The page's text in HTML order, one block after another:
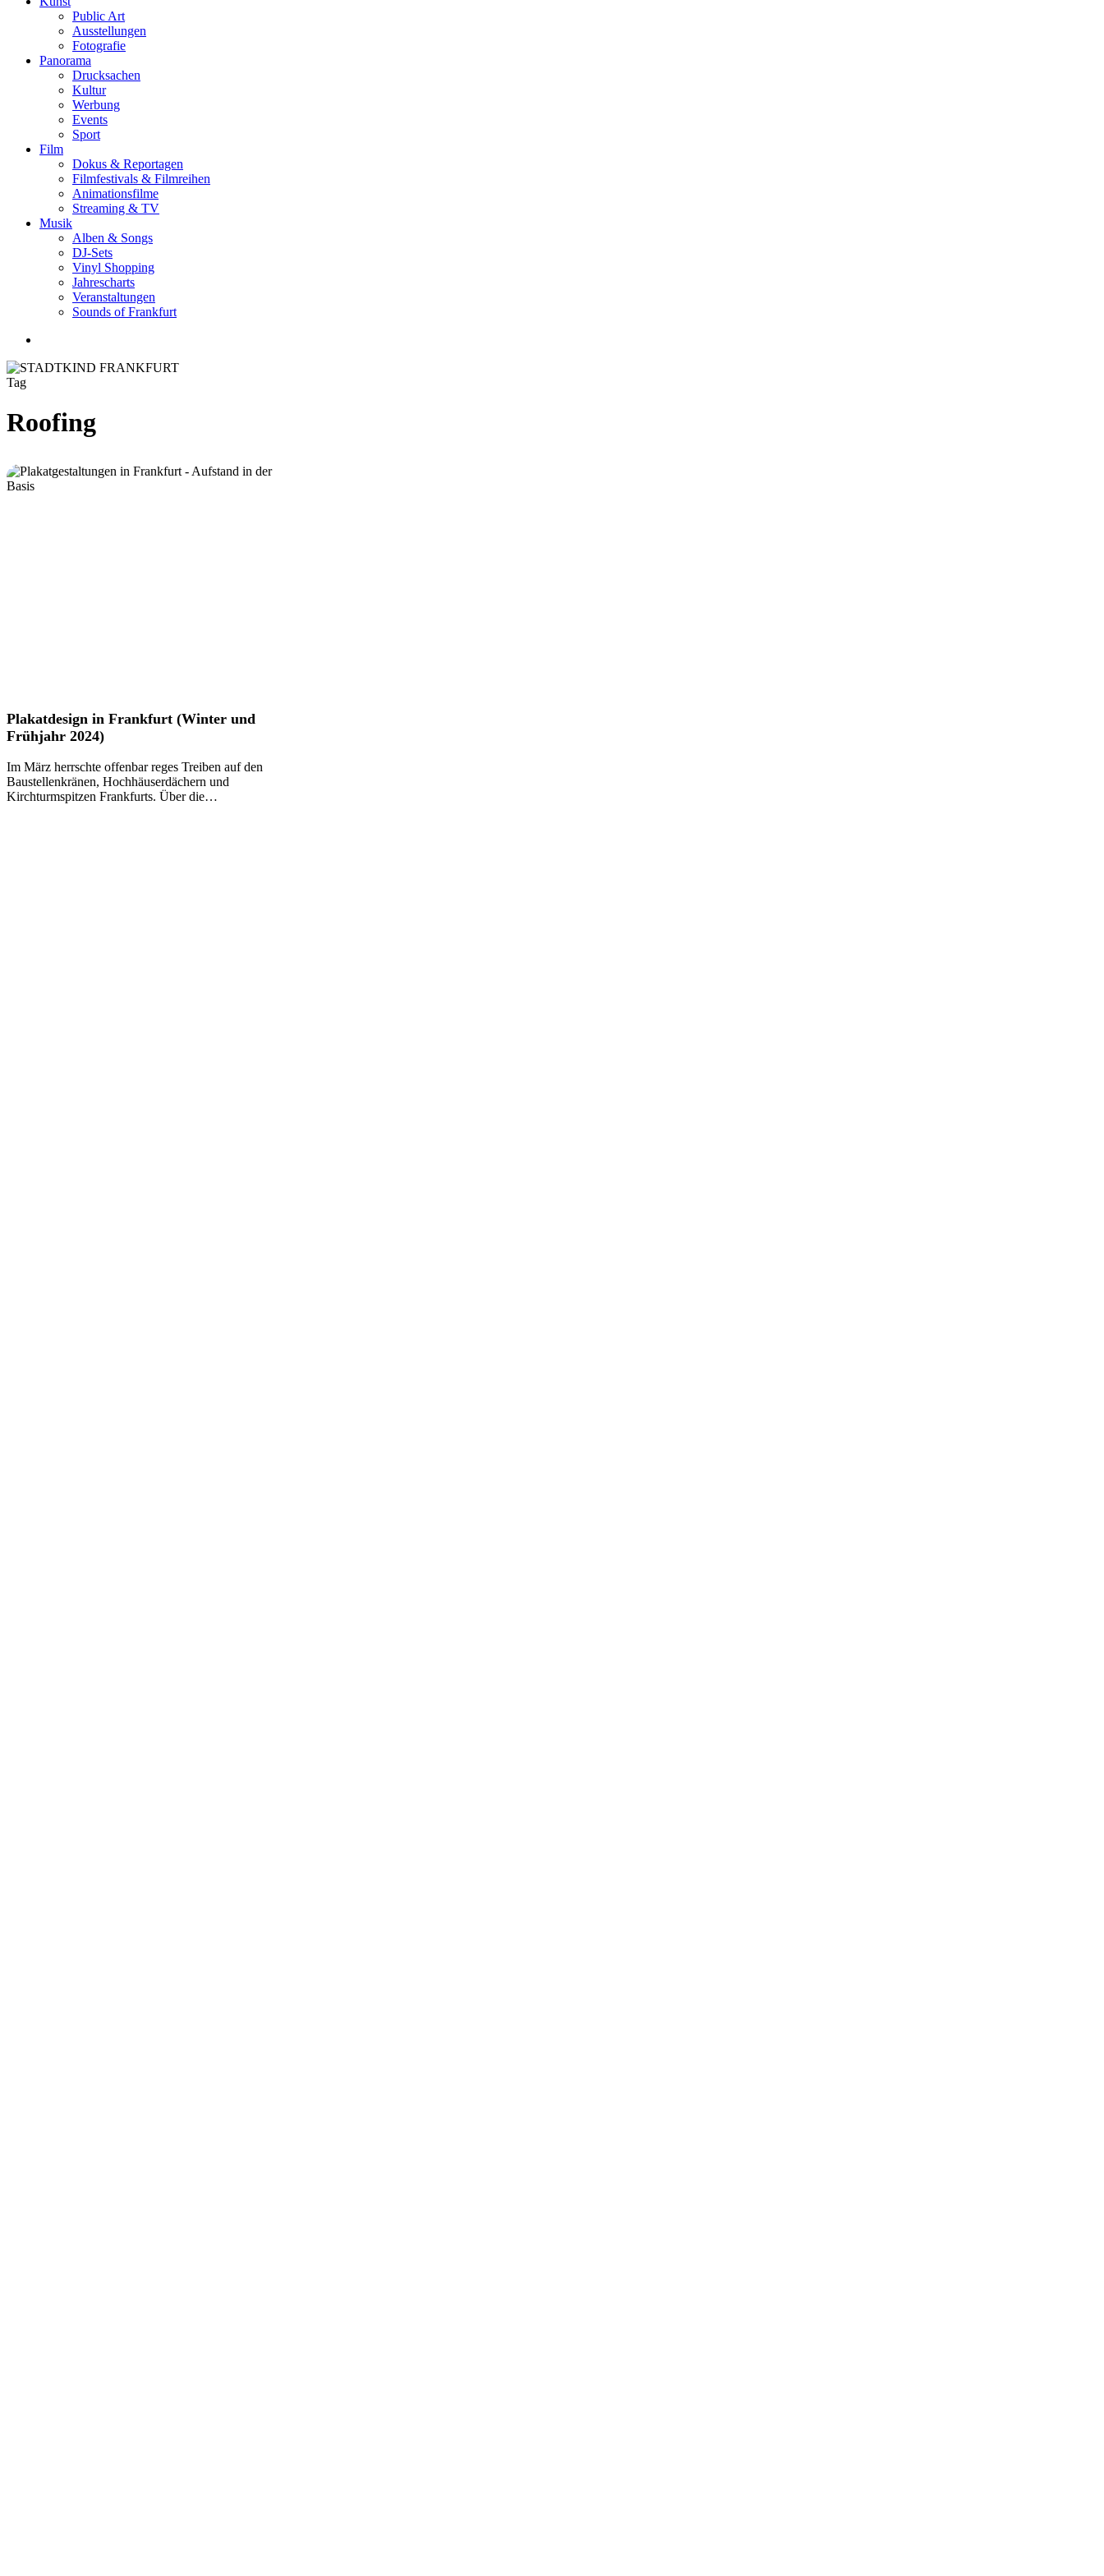
Public Art
Ausstellungen
Fotografie
Panorama
Drucksachen
Kultur
Werbung
Events
Sport
Film
Dokus & Reportagen
Filmfestivals & Filmreihen
Animationsfilme
Streaming & TV
Musik
Alben & Songs
DJ-Sets
Vinyl Shopping
Jahrescharts
Veranstaltungen
Sounds of Frankfurt
Tag
Roofing
Plakatdesign
in
Frankfurt
(Winter
und
Frühjahr
2024)
Plakatdesign in Frankfurt (Winter und
Frühjahr 2024)
Im März herrschte offenbar reges Treiben auf den
Baustellenkränen, Hochhäuserdächern und
Kirchturmspitzen Frankfurts. Über die…